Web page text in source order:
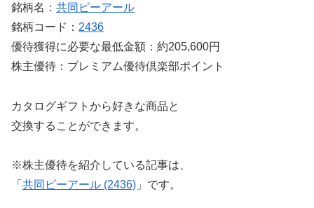
銘柄名： 共同ピーアール
銘柄コード： 2436
優待獲得に必要な最低金額：約205,600円
株主優待：プレミアム優待倶楽部ポイント
カタログギフトから好きな商品と
交換することができます。
※株主優待を紹介している記事は、
「 共同ピーアール (2436) 」です。